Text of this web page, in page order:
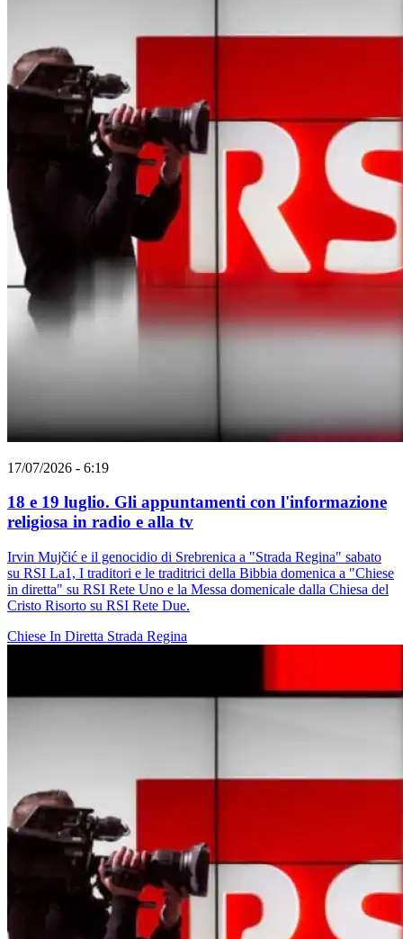
17/07/2026 - 6:19
18 e 19 luglio. Gli appuntamenti con l'informazione
religiosa in radio e alla tv
Irvin Mujčić e il genocidio di Srebrenica a "Strada Regina" sabato
su RSI La1, I traditori e le traditrici della Bibbia domenica a "Chiese
in diretta" su RSI Rete Uno e la Messa domenicale dalla Chiesa del
Cristo Risorto su RSI Rete Due.
Chiese In Diretta Strada Regina